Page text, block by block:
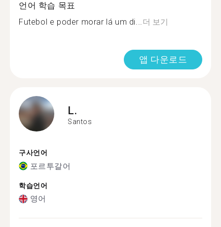
언어 학습 목표
Futebol e poder morar lá um di...더 보기
앱 다운로드
L.
Santos
구사언어
포르투갈어
학습언어
영어